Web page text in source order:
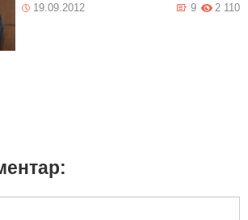
19.09.2012 2 110
9